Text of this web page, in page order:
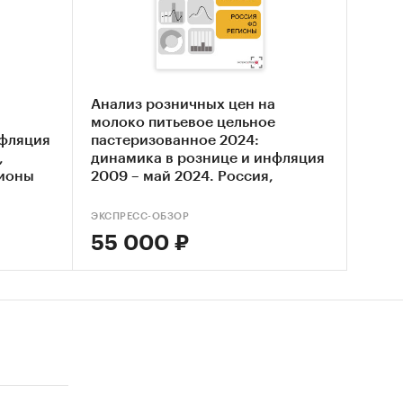
на
г
Анализ розничных цен на
молоко питьевое цельное
пастеризованное 2024:
динамика в рознице и инфляция
2009 – май 2024. Россия,
ЭКСПРЕСС-ОБЗОР
55 000 ₽